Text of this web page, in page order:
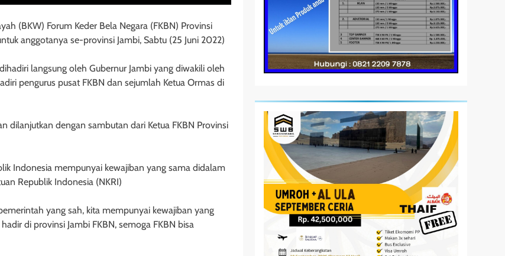
(BKW) Forum Keder Bela Negara (FKBN) Provinsi
anggotanya se-provinsi Jambi, Sabtu (25 Juni 2022)
langsung oleh Gubernur Jambi yang diwakili oleh
pengurus pusat FKBN dan sejumlah Ketua Ormas di
dilanjutkan dengan sambutan dari Ketua FKBN Provinsi
Indonesia mempunyai kewajiban yang sama didalam
Republik Indonesia (NKRI)
yang sah, kita mempunyai kewajiban yang
di provinsi Jambi FKBN, semoga FKBN bisa